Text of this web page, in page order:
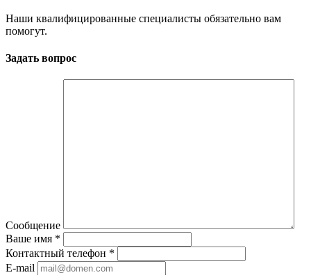
Наши квалифицированные специалисты обязательно вам
помогут.
Задать вопрос
Сообщение
Ваше имя *
Контактный телефон *
E-mail